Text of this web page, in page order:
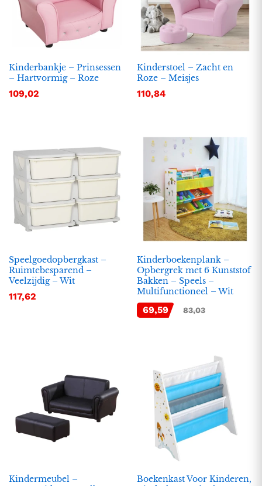
Kinderbankje – Prinsessen
– Hartvormig – Roze
109,02
Kinderstoel – Zacht en
Roze – Meisjes
110,84
Speelgoedopbergkast –
Ruimtebesparend –
Veelzijdig – Wit
117,62
Kinderboekenplank –
Opbergrek met 6 Kunststof
Bakken – Speels –
Multifunctioneel – Wit
69,59 83,03
Kindermeubel –
Boekenkast Voor Kinderen,